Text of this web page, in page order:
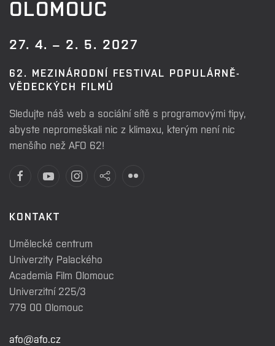
OLOMOUC
27. 4. – 2. 5. 2027
62. MEZINÁRODNÍ FESTIVAL POPULÁRNĚ-
VĚDECKÝCH FILMŮ
Sledujte náš web a sociální sítě s programovými tipy,
abyste nepromeškali nic z klimaxu, kterým není nic
menšího než AFO 62!
KONTAKT
Umělecké centrum
Univerzity Palackého
Academia Film Olomouc
Univerzitní 225/3
779 00 Olomouc
afo@afo.cz